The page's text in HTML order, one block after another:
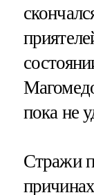
пока не
Стражи